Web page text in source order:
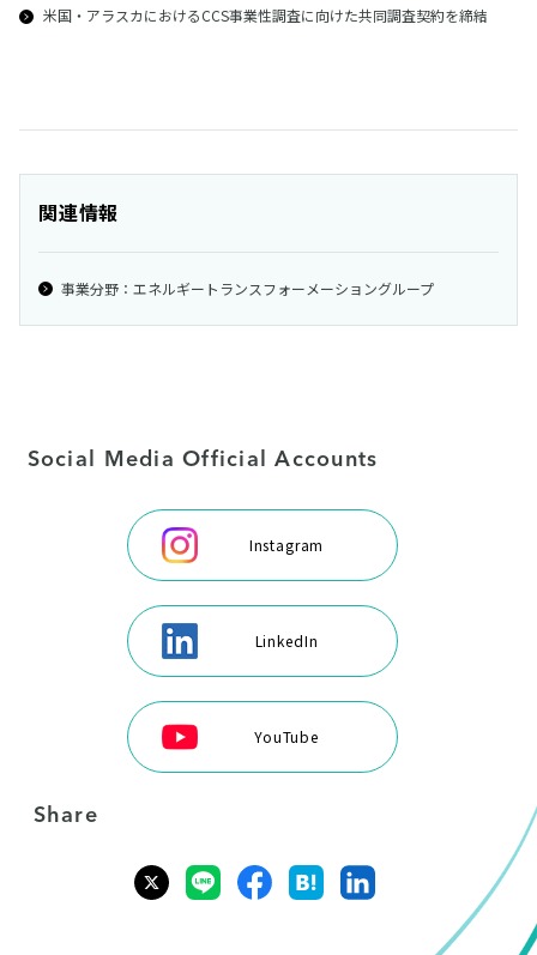
米国・アラスカにおけるCCS事業性調査に向けた共同調査契約を締結
関連情報
事業分野：エネルギートランスフォーメーショングループ
Social Media Official Accounts
Instagram
LinkedIn
YouTube
Share